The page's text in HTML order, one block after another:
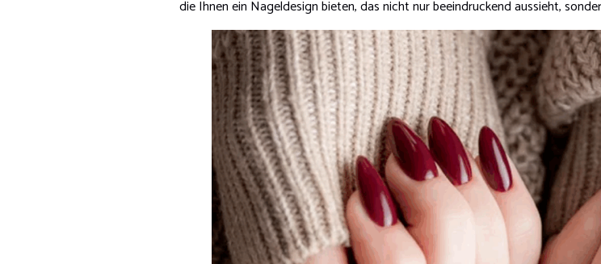
die Ihnen ein Nageldesign bieten, das nicht nur beeindruckend aussieht,